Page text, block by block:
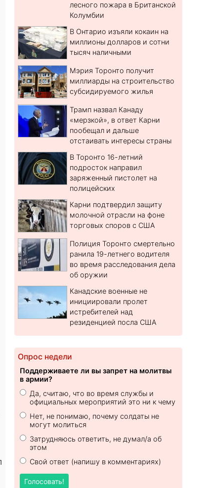
лесного пожара в Британской
Колумбии
В Онтарио изъяли кокаин на
миллионы долларов и сотни
тысяч наличными
Мэрия Торонто получит
миллиарды на строительство
субсидируемого жилья
Трамп назвал Канаду
«мерзкой», в ответ Карни
пообещал и дальше
отстаивать интересы страны
В Торонто 16-летний
подросток направил
заряженный пистолет на
полицейских
Карни подтвердил защиту
молочной отрасли на фоне
торговых споров с США
Полиция Торонто смертельно
ранила 19-летнего водителя
во время расследования дела
об оружии
Канадские военные не
инициировали пролет
истребителей над
резиденцией посла США
Опрос недели
Поддерживаете ли вы запрет на молитвы
в армии?
Да, считаю, что во время службы и
официальных мероприятий это ни к чему
Нет, не понимаю, почему солдаты не
могут молиться
Затрудняюсь ответить, не думал/а об
этом
Свой ответ (напишу в комментариях)
Голосовать!